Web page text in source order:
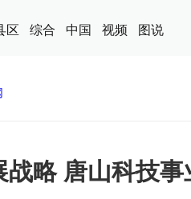
区 综合 中国 视频 图说
略 唐山科技